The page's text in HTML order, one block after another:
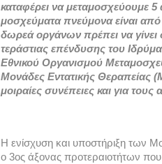
καταφέρει να μεταμοσχεύουμε 5
μοσχεύματα πνεύμονα είναι από
δωρεά οργάνων πρέπει να γίνει
τεράστιας επένδυσης του
Εθνικού Οργανισμού
Μονάδες Εντατικής Θεραπείας
μοιραίες συνέπειες και για τους
Η ενίσχυση και υποστήριξη των
ο 3ος άξονας προτεραιοτήτων